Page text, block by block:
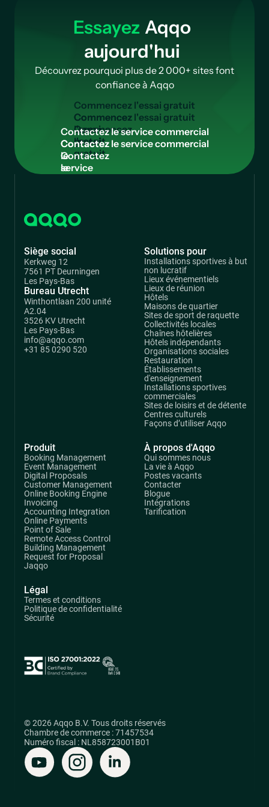
Essayez Aqqo
aujourd'hui
Découvrez pourquoi plus de 2 000+ sites font
confiance à Aqqo
Commencezl'essaigratuit
Commencez
l'essai
gratuit
Contactezleservicecommercial
Contactez
le
service
Siège social
Kerkweg 12
7561 PT Deurningen
Les Pays-Bas
Bureau Utrecht
Winthontlaan 200 unité
A2.04
3526 KV Utrecht
Les Pays-Bas
info@aqqo.com
+31 85 0290 520
Produit
Booking Management
Event Management
Digital Proposals
Customer Management
Online Booking Engine
Invoicing
Accounting Integration
Online Payments
Point of Sale
Remote Access Control
Building Management
Request for Proposal
Jaqqo
Solutions pour
Installations sportives à but
non lucratif
Lieux événementiels
Lieux de réunion
Hôtels
Maisons de quartier
Sites de sport de raquette
Collectivités locales
Chaînes hôtelières
Hôtels indépendants
Organisations sociales
Restauration
Établissements
d'enseignement
Installations sportives
commerciales
Sites de loisirs et de détente
Centres culturels
Façons d’utiliser Aqqo
À propos d'Aqqo
Qui sommes nous
La vie à Aqqo
Postes vacants
Contacter
Blogue
Intégrations
Tarification
Légal
Termes et conditions
Politique de confidentialité
Sécurité
© 2026 Aqqo B.V. Tous droits réservés
Chambre de commerce : 71457534
Numéro fiscal : NL858723001B01